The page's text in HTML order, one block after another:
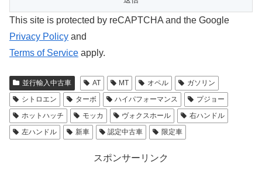
This site is protected by reCAPTCHA and the Google
Privacy Policy and
Terms of Service apply.
並行輸入中古車 AT MT オペル
ガソリン
シトロエン
ターボ ハイパフォーマンス
プジョー
ホットハッチ
モッカ ヴォクスホール
右ハンドル
左ハンドル
新車 認定中古車 限定車
スポンサーリンク